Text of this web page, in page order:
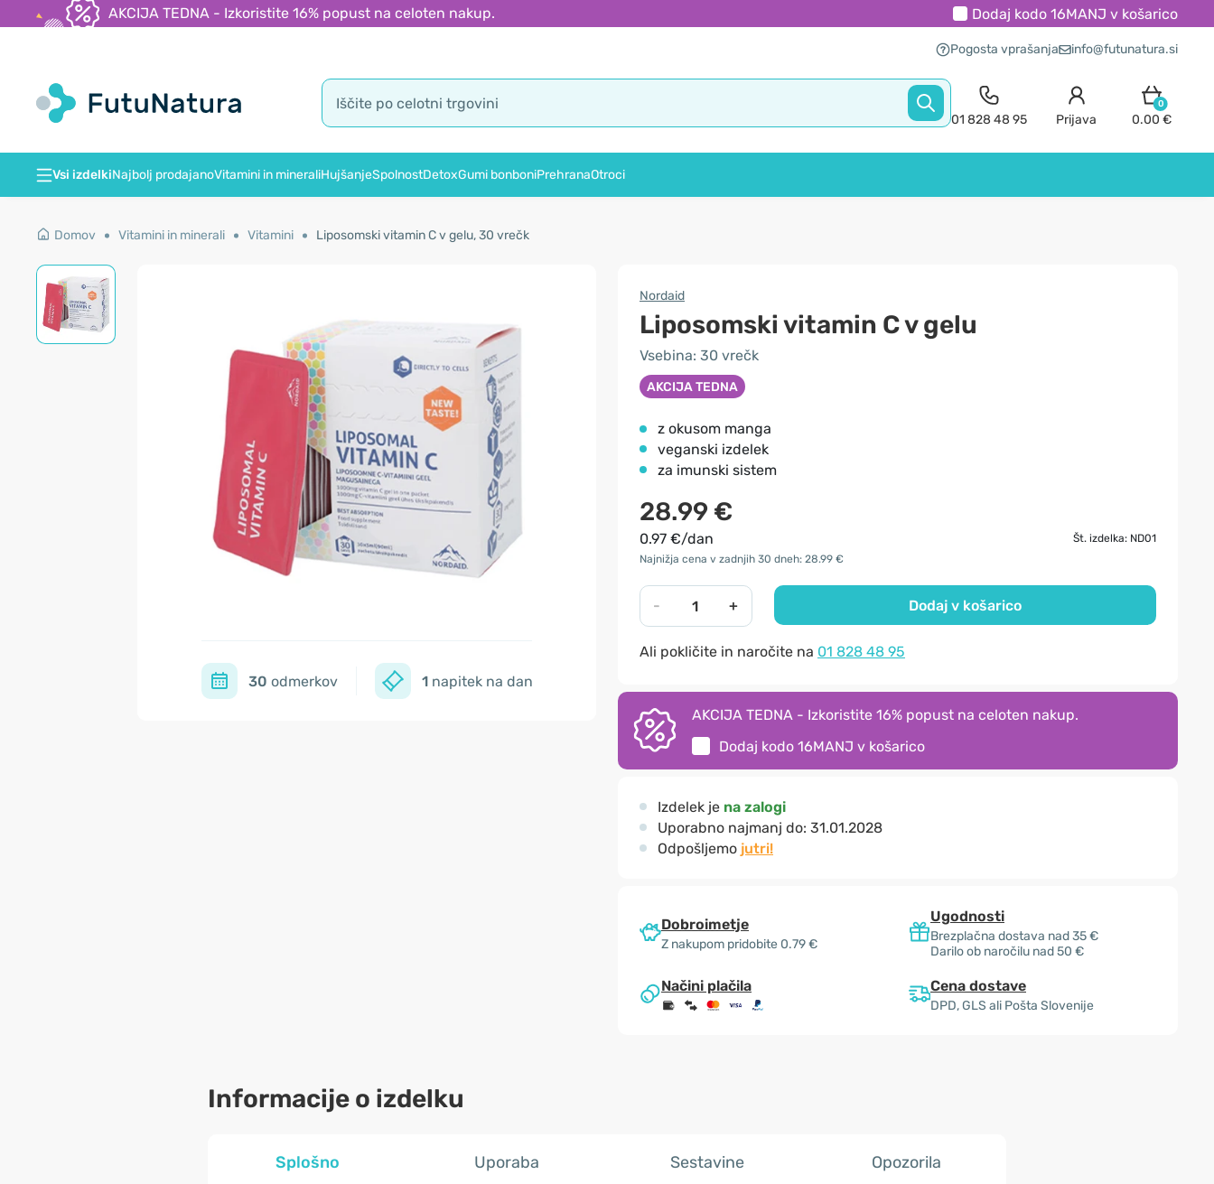
AKCIJA TEDNA - Izkoristite 16% popust na celoten nakup. Dodaj kodo 16MANJ v košarico
Pogosta vprašanja info@futunatura.si
01 828 48 95 Prijava
0
0.00 €
Vsi izdelkiNajbolj prodajanoVitamini in mineraliHujšanjeSpolnostDetoxGumi bonboniPrehranaOtroci
Domov Vitamini in minerali Vitamini Liposomski vitamin C v gelu, 30 vrečk
30 odmerkov 1napitek na dan
Nordaid
Liposomski vitamin C v gelu
Vsebina: 30 vrečk
AKCIJA TEDNA
z okusom manga
veganski izdelek
za imunski sistem
28.99 €
0.97 €/dan
Št. izdelka: ND01
Najnižja cena v zadnjih 30 dneh: 28.99 €
- + Dodaj v košarico
Ali pokličite in naročite na 01 828 48 95
AKCIJA TEDNA - Izkoristite 16% popust na celoten nakup.
Dodaj kodo 16MANJ v košarico
Izdelek je na zalogi
Uporabno najmanj do: 31.01.2028
Odpošljemo jutri!
Dobroimetje
Z nakupom pridobite 0.79 €
Ugodnosti
Brezplačna dostava nad 35 €
Darilo ob naročilu nad 50 €
Načini plačila Cena dostave
DPD, GLS ali Pošta Slovenije
Informacije o izdelku
Splošno Uporaba Sestavine Opozorila